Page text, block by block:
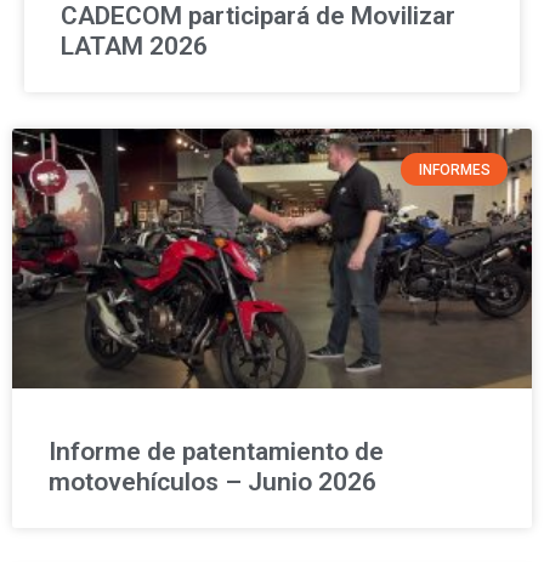
CADECOM participará de Movilizar
LATAM 2026
INFORMES
Informe de patentamiento de
motovehículos – Junio 2026